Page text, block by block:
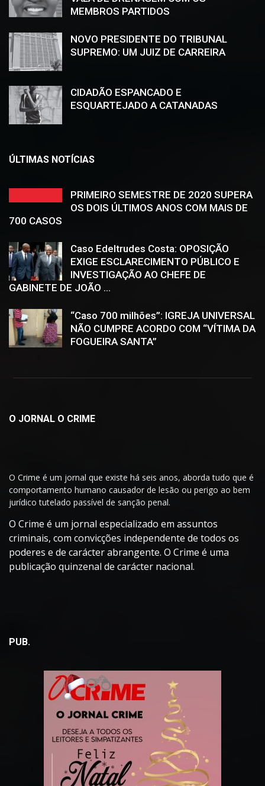
MEMBROS PARTIDOS
NOVO PRESIDENTE DO TRIBUNAL
SUPREMO: UM JUIZ DE CARREIRA
CIDADÃO ESPANCADO E
ESQUARTEJADO A CATANADAS
ÚLTIMAS NOTÍCIAS
PRIMEIRO SEMESTRE DE 2020 SUPERA
OS DOIS ÚLTIMOS ANOS COM MAIS DE
700 CASOS
Caso Edeltrudes Costa: OPOSIÇÃO
EXIGE ESCLARECIMENTO PÚBLICO E
INVESTIGAÇÃO AO CHEFE DE
GABINETE DE JOÃO ...
“Caso 700 milhões”: IGREJA UNIVERSAL
NÃO CUMPRE ACORDO COM “VÍTIMA DA
FOGUEIRA SANTA”
O JORNAL O CRIME
O Crime é um jornal que existe há seis anos, aborda tudo que é
comportamento humano causador de lesão ou perigo ao bem
jurídico tutelado passível de sanção penal.
O Crime é um jornal especializado em assuntos
criminais, com convicções independente de todos os
poderes e de carácter abrangente. O Crime é uma
publicação quinzenal de carácter nacional.
PUB.